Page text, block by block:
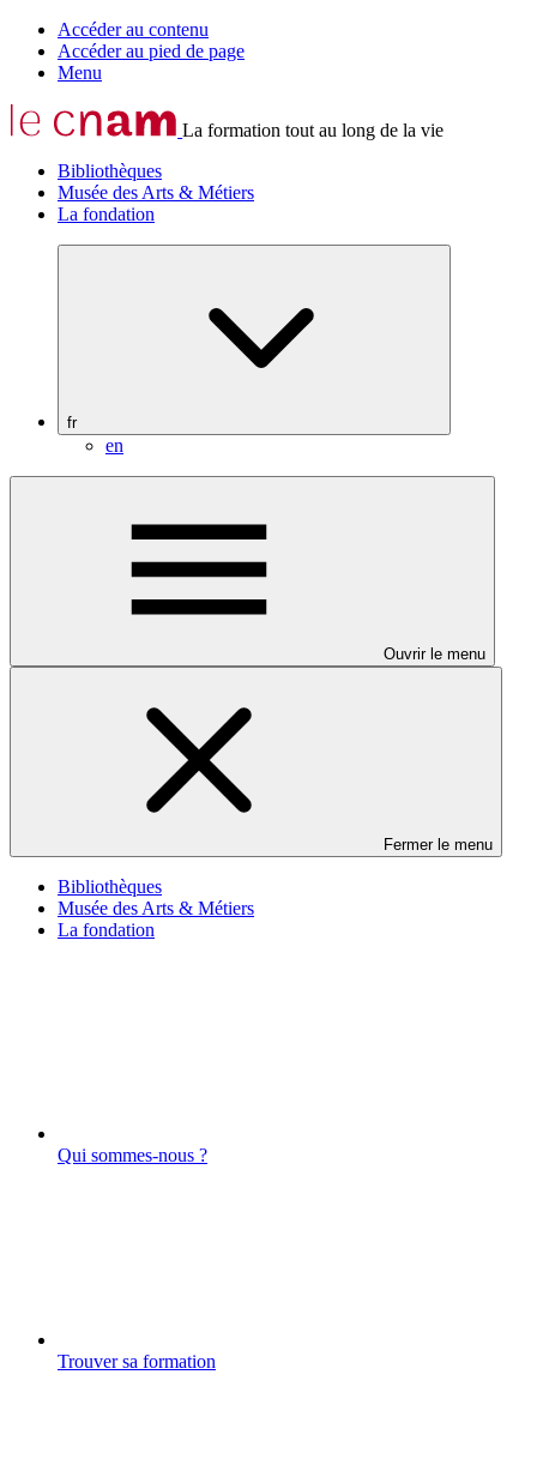
Accéder au contenu
Accéder au pied de page
Menu
La formation tout au long de la vie
Bibliothèques
Musée des Arts & Métiers
La fondation
fr
en
Ouvrir le menu
Fermer le menu
Bibliothèques
Musée des Arts & Métiers
La fondation
Qui sommes-nous ?
Trouver sa formation